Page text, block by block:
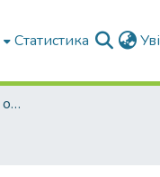
Статистика
Матеріали наукових та освітніх заходів ХММУ